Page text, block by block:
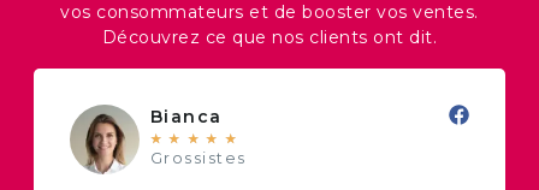
vos consommateurs et de booster vos ventes.
Découvrez ce que nos clients ont dit.
Bianca
★ ★ ★ ★ ★
Grossistes